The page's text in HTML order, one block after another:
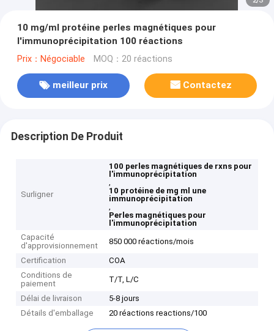
10 mg/ml protéine perles magnétiques pour
l'immunoprécipitation 100 réactions
Prix：Négociable MOQ：20 réactions
meilleur prix Contactez
Description De Produit
Surligner
100 perles magnétiques de rxns pour
l'immunoprécipitation
,
10 protéine de mg ml une
immunoprécipitation
,
Perles magnétiques pour
l'immunoprécipitation
Capacité
d'approvisionnement
850 000 réactions/mois
Certification
COA
Conditions de
paiement
T/T, L/C
Délai de livraison
5-8 jours
Détails d'emballage
20 réactions reactions/100